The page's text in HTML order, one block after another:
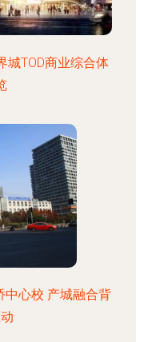
城TOD商业综合体
中心校 产城融合背